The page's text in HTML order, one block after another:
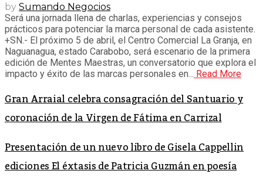
by Sumando Negocios
Será una jornada llena de charlas, experiencias y consejos
prácticos para potenciar la marca personal de cada asistente.
+SN.- El próximo 5 de abril, el Centro Comercial La Granja, en
Naguanagua, estado Carabobo, será escenario de la primera
edición de Mentes Maestras, un conversatorio que explora el
impacto y éxito de las marcas personales en... Read More
Gran Arraial celebra consagración del Santuario y
coronación de la Virgen de Fátima en Carrizal
Presentación de un nuevo libro de Gisela Cappellin
ediciones El éxtasis de Patricia Guzmán en poesía